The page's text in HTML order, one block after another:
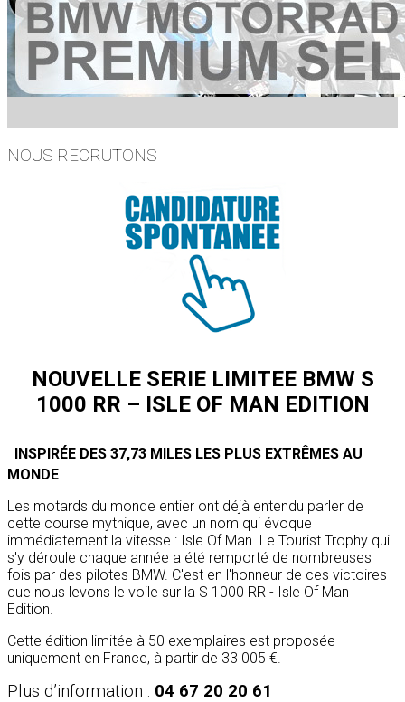
NOUS RECRUTONS
NOUVELLE SERIE LIMITEE BMW S
1000 RR – ISLE OF MAN EDITION
INSPIRÉE DES 37,73 MILES LES PLUS EXTRÊMES AU
MONDE
Les motards du monde entier ont déjà entendu parler de
cette course mythique, avec un nom qui évoque
immédiatement la vitesse : Isle Of Man. Le Tourist Trophy qui
s'y déroule chaque année a été remporté de nombreuses
fois par des pilotes BMW. C'est en l'honneur de ces victoires
que nous levons le voile sur la S 1000 RR - Isle Of Man
Edition.
Cette édition limitée à 50 exemplaires est proposée
uniquement en France, à partir de 33 005 €.
Plus d’information : 04 67 20 20 61